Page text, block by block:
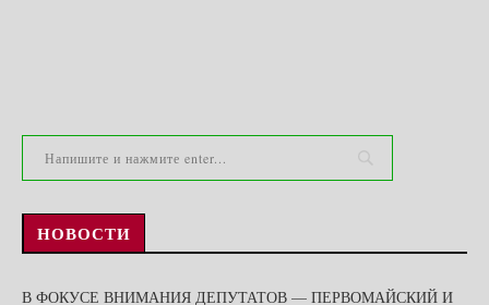
НОВОСТИ
В ФОКУСЕ ВНИМАНИЯ ДЕПУТАТОВ — ПЕРВОМАЙСКИЙ И